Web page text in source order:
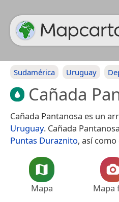
Sudamérica Uruguay
Cañada
Cañada Pantanosa es un
Uruguay. Cañada
Puntas Duraznito, así
Mapa Mapa